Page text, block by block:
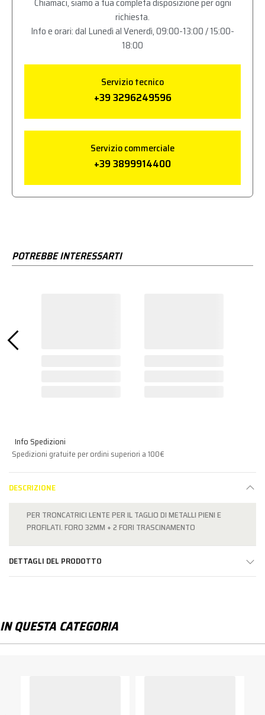
richiesta.
Info e orari: dal Lunedì al Venerdì, 09:00-13:00 / 15:00-
18:00
Servizio tecnico
+39 3296249596
Servizio commerciale
+39 3899914400
POTREBBE INTERESSARTI
Info Spedizioni
Spedizioni gratuite per ordini superiori a 100€
DESCRIZIONE
PER TRONCATRICI LENTE PER IL TAGLIO DI METALLI PIENI E
PROFILATI. FORO 32MM + 2 FORI TRASCINAMENTO
DETTAGLI DEL PRODOTTO
IN QUESTA CATEGORIA